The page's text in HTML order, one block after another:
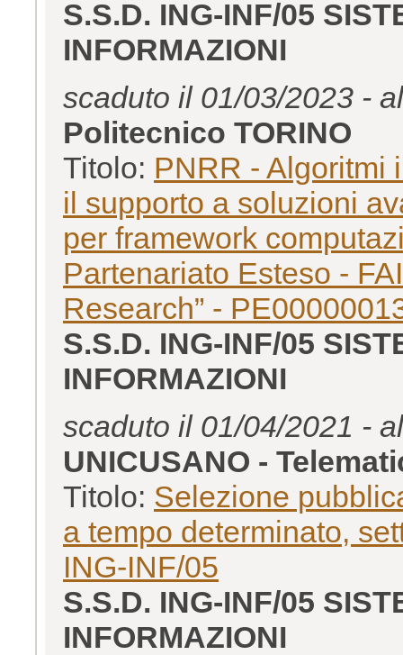
S.S.D. ING-INF/05
INFORMAZIONI
scaduto il 01/03/2023 -
Politecnico TORINO
Titolo: PNRR - Algoritmi
il supporto a soluzioni
per framework
Partenariato Esteso -
Research” -
S.S.D. ING-INF/05
INFORMAZIONI
scaduto il 01/04/2021 -
UNICUSANO -
Titolo: Selezione
a tempo determinato,
ING-INF/05
S.S.D. ING-INF/05
INFORMAZIONI